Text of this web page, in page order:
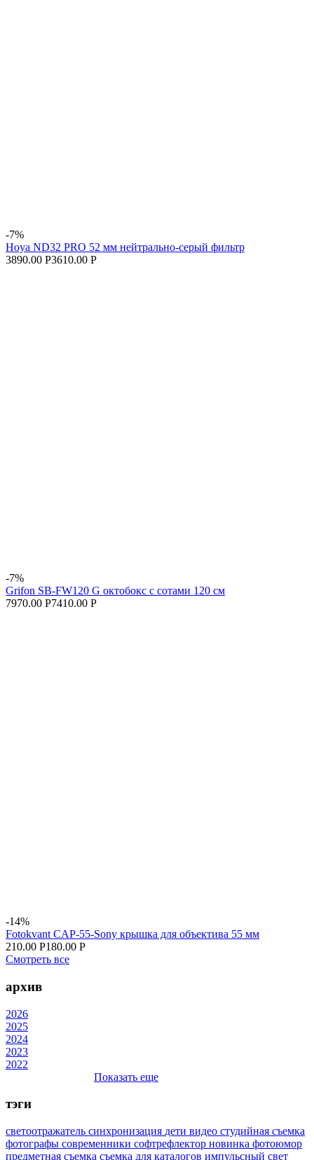
-7%
Hoya ND32 PRO 52 мм нейтрально-серый фильтр
3890.00 Р3610.00 Р
-7%
Grifon SB-FW120 G октобокс с сотами 120 см
7970.00 Р7410.00 Р
-14%
Fotokvant CAP-55-Sony крышка для объектива 55 мм
210.00 Р180.00 Р
Смотреть все
архив
2026
2025
2024
2023
2022
Показать еще
тэги
светоотражатель синхронизация дети видео студийная съемка
фотографы современники софтрефлектор новинка фотоюмор
предметная съемка съемка для каталогов импульсный свет